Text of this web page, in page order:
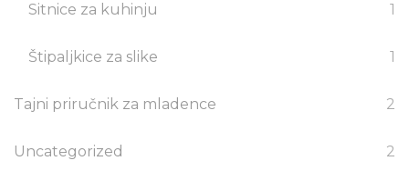
Sitnice za kuhinju 1
Štipaljkice za slike 1
Tajni priručnik za mladence 2
Uncategorized 2